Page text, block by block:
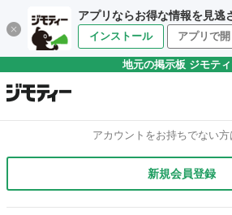
アプリならお得な情報を見逃
インストール アプリで開
地元の掲示板 ジモテ
アカウントをお持ちでない方
新規会員登録